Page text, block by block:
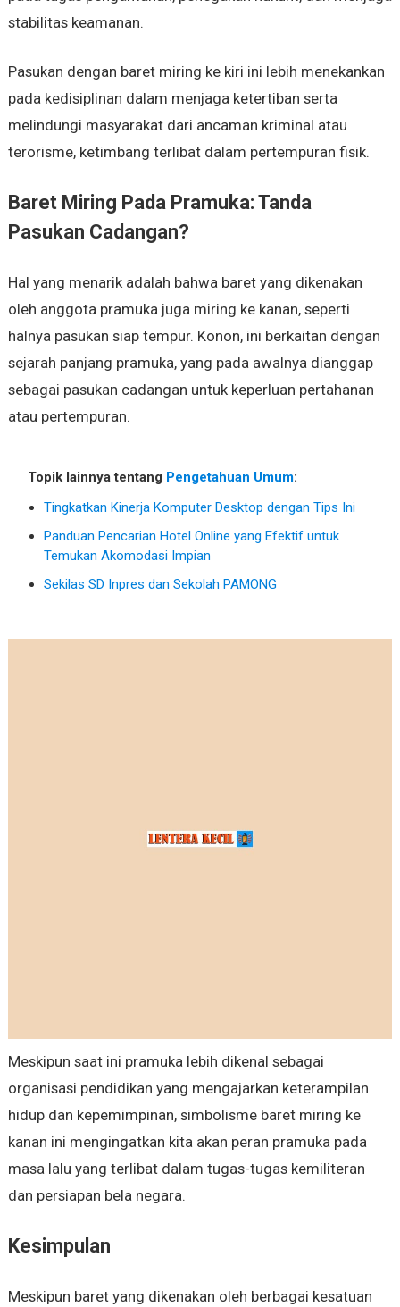
stabilitas keamanan.
Pasukan dengan baret miring ke kiri ini lebih menekankan
pada kedisiplinan dalam menjaga ketertiban serta
melindungi masyarakat dari ancaman kriminal atau
terorisme, ketimbang terlibat dalam pertempuran fisik.
Baret Miring Pada Pramuka: Tanda
Pasukan Cadangan?
Hal yang menarik adalah bahwa baret yang dikenakan
oleh anggota pramuka juga miring ke kanan, seperti
halnya pasukan siap tempur. Konon, ini berkaitan dengan
sejarah panjang pramuka, yang pada awalnya dianggap
sebagai pasukan cadangan untuk keperluan pertahanan
atau pertempuran.
Topik lainnya tentang Pengetahuan Umum:
Tingkatkan Kinerja Komputer Desktop dengan Tips Ini
Panduan Pencarian Hotel Online yang Efektif untuk
Temukan Akomodasi Impian
Sekilas SD Inpres dan Sekolah PAMONG
Meskipun saat ini pramuka lebih dikenal sebagai
organisasi pendidikan yang mengajarkan keterampilan
hidup dan kepemimpinan, simbolisme baret miring ke
kanan ini mengingatkan kita akan peran pramuka pada
masa lalu yang terlibat dalam tugas-tugas kemiliteran
dan persiapan bela negara.
Kesimpulan
Meskipun baret yang dikenakan oleh berbagai kesatuan